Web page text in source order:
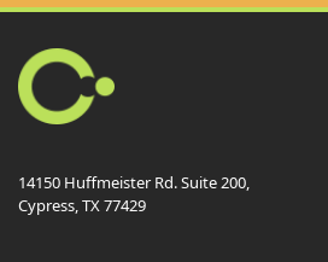
14150 Huffmeister Rd. Suite 200,
Cypress, TX 77429